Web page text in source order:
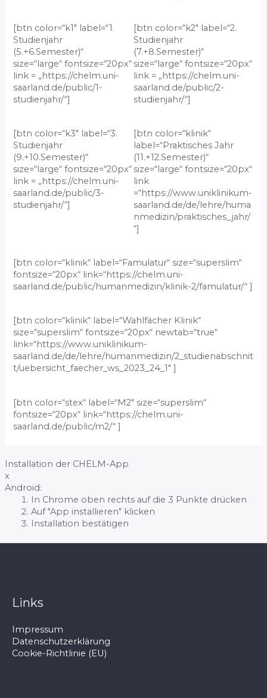
[btn color=“k1″ label=“1.
Studienjahr
(5.+6.Semester)“
size=“large“ fontsize=“20px“
link = „https://chelm.uni-
saarland.de/public/1-
studienjahr/“]
[btn color=“k2″ label=“2.
Studienjahr
(7.+8.Semester)“
size=“large“ fontsize=“20px“
link = „https://chelm.uni-
saarland.de/public/2-
studienjahr/“]
[btn color=“k3″ label=“3.
Studienjahr
(9.+10.Semester)“
size=“large“ fontsize=“20px“
link = „https://chelm.uni-
saarland.de/public/3-
studienjahr/“]
[btn color=“klinik“
label=“Praktisches Jahr
(11.+12.Semester)“
size=“large“ fontsize=“20px“
link
=“https://www.uniklinikum-
saarland.de/de/lehre/huma
nmedizin/praktisches_jahr/
“]
[btn color=“klinik“ label=“Famulatur“ size=“superslim“
fontsize=“20px“ link=“https://chelm.uni-
saarland.de/public/humanmedizin/klinik-2/famulatur/“ ]
[btn color=“klinik“ label=“Wahlfächer Klinik“
size=“superslim“ fontsize=“20px“ newtab=“true“
link=“https://www.uniklinikum-
saarland.de/de/lehre/humanmedizin/2_studienabschnit
t/uebersicht_faecher_ws_2023_24_1″ ]
[btn color=“stex“ label=“M2″ size=“superslim“
fontsize=“20px“ link=“https://chelm.uni-
saarland.de/public/m2/“ ]
Installation der CHELM-App
x
Android:
In Chrome oben rechts auf die 3 Punkte drücken
Auf "App installieren" klicken
Installation bestätigen
Links
Impressum
Datenschutzerklärung
Cookie-Richtlinie (EU)